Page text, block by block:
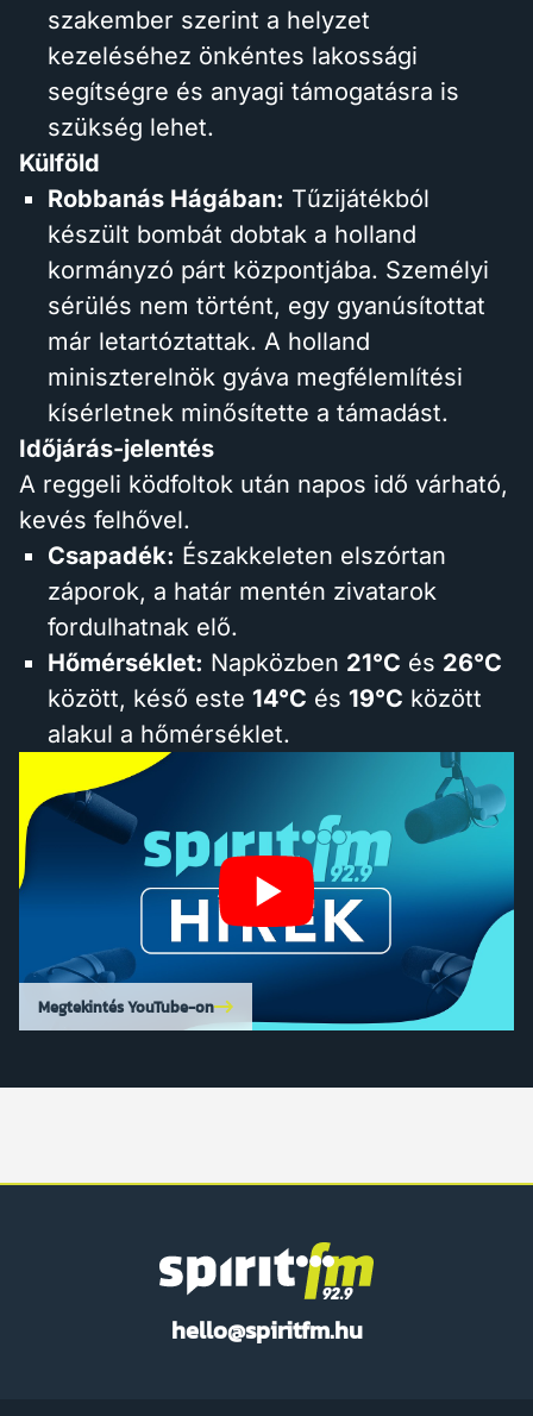
szakember szerint a helyzet
kezeléséhez önkéntes lakossági
segítségre és anyagi támogatásra is
szükség lehet.
Külföld
Robbanás Hágában: Tűzijátékból
készült bombát dobtak a holland
kormányzó párt központjába. Személyi
sérülés nem történt, egy gyanúsítottat
már letartóztattak. A holland
miniszterelnök gyáva megfélemlítési
kísérletnek minősítette a támadást.
Időjárás-jelentés
A reggeli ködfoltok után napos idő várható,
kevés felhővel.
Csapadék: Északkeleten elszórtan
záporok, a határ mentén zivatarok
fordulhatnak elő.
Hőmérséklet: Napközben 21°C és 26°C
között, késő este 14°C és 19°C között
alakul a hőmérséklet.
Megtekintés YouTube-on
hello@spiritfm.hu
FM